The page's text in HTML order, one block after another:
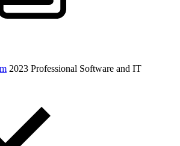
2023 Professional Software and IT